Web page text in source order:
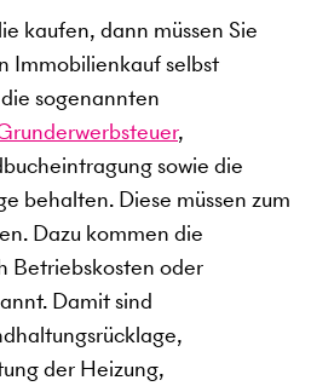
kaufen, dann müssen Sie
Immobilienkauf selbst
sogenannten
,
sowie die
behalten. Diese müssen zum
Dazu kommen die
Betriebskosten oder
Damit sind
der Heizung,